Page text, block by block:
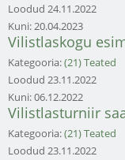
Loodud 24.11.2022
Kuni:20.04.2023
Vilistlaskogu
Kategooria:(21) Teated
Loodud 23.11.2022
Kuni:06.12.2022
Vilistlasturniir
Kategooria:(21) Teated
Loodud 23.11.2022